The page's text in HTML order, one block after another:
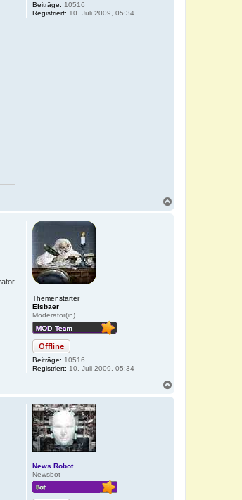
Beiträge: 10516
Registriert: 10. Juli 2009, 05:34
Themenstarter
Eisbaer
Moderator(in)
Offline
Beiträge: 10516
Registriert: 10. Juli 2009, 05:34
News Robot
Newsbot